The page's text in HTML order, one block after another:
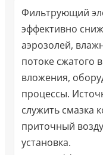
Фильтрующий
эффективно
аэрозолей,
потоке сжатого
вложения,
процессы.
служить смазка
приточный
установка.